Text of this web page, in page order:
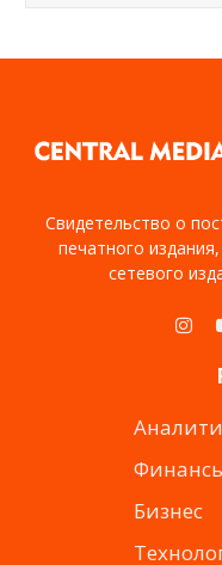
Свидетельство о
печатного
сетевого
Бизнес